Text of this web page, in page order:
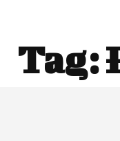
Tag: